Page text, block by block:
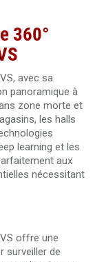
360°
avec sa
panoramique à
zone morte et
les halls
learning et les
aux
nécessitant
offre une
surveiller de